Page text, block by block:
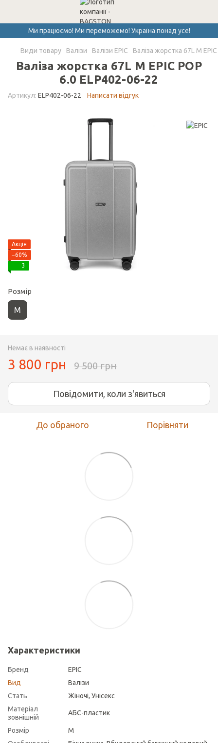
Ми працюємо! Ми переможемо! Україна понад усе!
Види товару Валізи Валізи EPIC Валіза жорстка 67L М
Валіза жорстка 67L М EPIC POP
6.0 ELP402-06-22
Артикул: ELP402-06-22 Написати відгук
Акція
−60%
3
Розмір
M
Немає в наявності
3 800 грн 9 500 грн
Повідомити, коли з'явиться
До обраного Порівняти
Характеристики
Бренд
EPIC
Вид
Валізи
Стать
Жіночі, Унісекс
Матеріал
зовнішній
АБС-пластик
Розмір
M